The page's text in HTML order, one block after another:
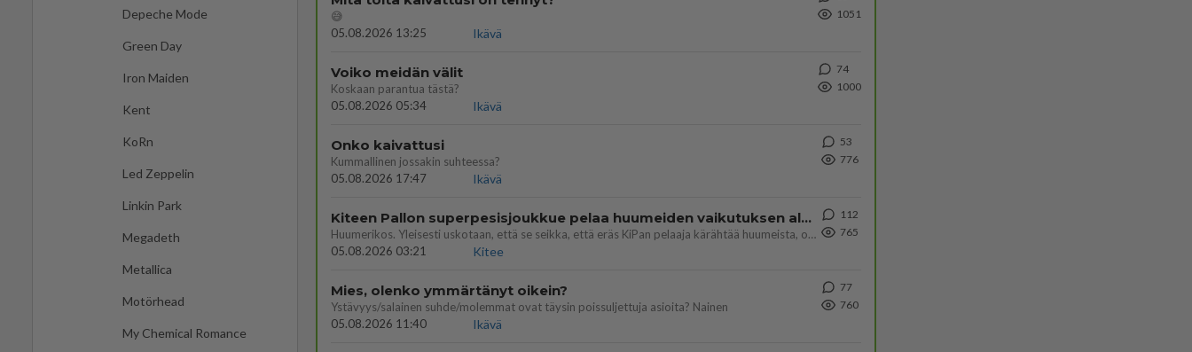
Depeche Mode
Green Day
Iron Maiden
Kent
KoRn
Led Zeppelin
Linkin Park
Megadeth
Metallica
Motörhead
My Chemical Romance
😅
05.08.2026 13:25
Ikävä
1051
Voiko meidän välit
Koskaan parantua tästä?
05.08.2026 05:34
Ikävä
74
1000
Onko kaivattusi
Kummallinen jossakin suhteessa?
05.08.2026 17:47
Ikävä
53
776
Kiteen Pallon superpesisjoukkue pelaa huumeiden vaikutuksen alaisena
Huumerikos. Yleisesti uskotaan, että se seikka, että eräs KiPan pelaaja kärähtää huumeista, on vain jäävuoren huippu. M
05.08.2026 03:21
Kitee
112
765
Mies, olenko ymmärtänyt oikein?
Ystävyys/salainen suhde/molemmat ovat täysin poissuljettuja asioita? Nainen
05.08.2026 11:40
Ikävä
77
760